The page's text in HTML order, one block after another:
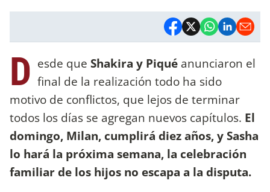
D esde que Shakira y Piqué anunciaron el
final de la realización todo ha sido
motivo de conflictos, que lejos de terminar
todos los días se agregan nuevos capítulos. El
domingo, Milan, cumplirá diez años, y Sasha
lo hará la próxima semana, la celebración
familiar de los hijos no escapa a la disputa.